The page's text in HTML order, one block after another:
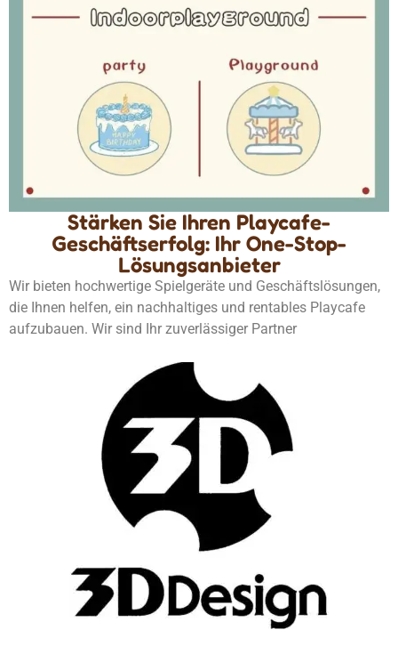
Stärken Sie Ihren Playcafe-
Geschäftserfolg: Ihr One-Stop-
Lösungsanbieter
Wir bieten hochwertige Spielgeräte und Geschäftslösungen,
die Ihnen helfen, ein nachhaltiges und rentables Playcafe
aufzubauen. Wir sind Ihr zuverlässiger Partner